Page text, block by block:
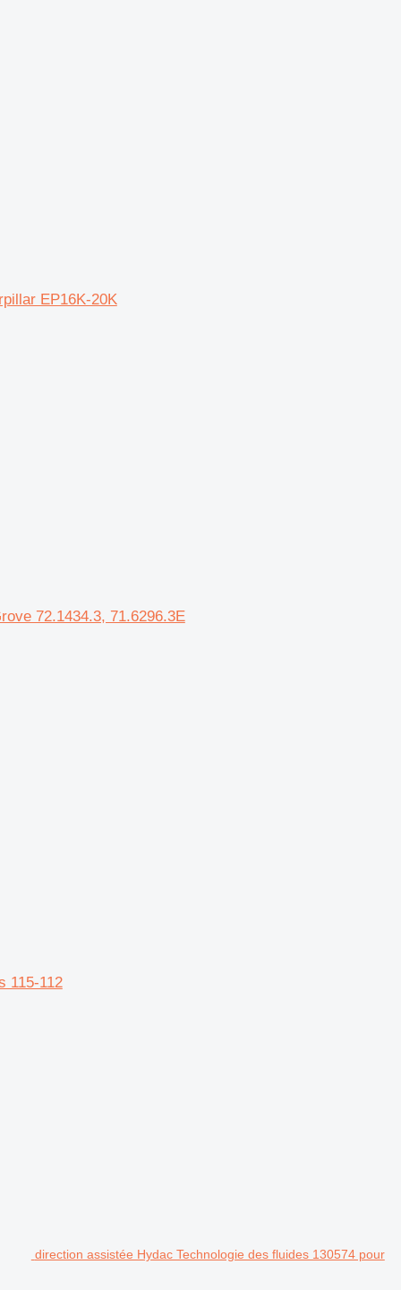
EP16K-20K
72.1434.3, 71.6296.3E
115-112
direction assistée Hydac Technologie des fluides 130574 pour